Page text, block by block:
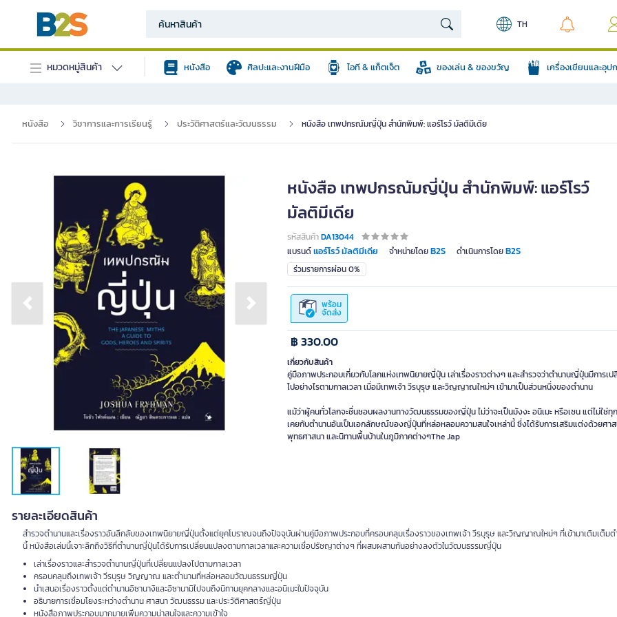
TH
หมวดหมู่สินค้า หนังสือ ศิลปะและงานฝีมือ ไอที & แก็ตเจ็ต ของเล่น & ของขวัญ เครื่องเขียนและอุ
หนังสือ วิชาการและการเรียนรู้ ประวัติศาสตร์และวัฒนธรรม หนังสือ เทพปกรณัมญี่ปุ่น สำนักพิมพ์: แอร์โรว์ มัลติมีเดีย
Previous slide Next slide
หนังสือ เทพปกรณัมญี่ปุ่น สำนักพิมพ์: แอร์โรว์
มัลติมีเดีย
รหัสสินค้าDA13044
แบรนด์แอร์โรว์ มัลติมีเดีย จำหน่ายโดยB2S ดำเนินการโดยB2S
ร่วมรายการผ่อน 0%
พร้อม
จัดส่ง
฿ 330.00
เกี่ยวกับสินค้า
คู่มือภาพประกอบเกี่ยวกับโลกแห่งเทพนิยายญี่ปุ่น เล่าเรื่องราวต่างๆ และสำรวจว่าตำนานญี่ปุ่นมีการเ
ไปอย่างไรตามกาลเวลา เมื่อมีเทพเจ้า วีรบุรุษ และวิญญาณใหม่ๆ เข้ามาเป็นส่วนหนึ่งของตำนาน
แม้ว่าผู้คนทั่วโลกจะชื่นชอบผลงานทางวัฒนธรรมของญี่ปุ่น ไม่ว่าจะเป็นมังงะ อนิเมะ หรือเซน แต่ไม่ใช่
เคยกับตำนานอันเป็นเอกลักษณ์ของญี่ปุ่นที่หล่อหลอมความสนใจเหล่านี้ ซึ่งได้รับการเสริมแต่งด้วยศาส
พุทธศาสนา และนิทานพื้นบ้านในภูมิภาคต่างๆThe Jap
รายละเอียดสินค้า
สำรวจตำนานและเรื่องราวอันลึกลับของเทพนิยายญี่ปุ่นตั้งแต่ยุคโบราณจนถึงปัจจุบันผ่านคู่มือภาพประกอบที่ครอบคลุมเรื่องราวของเทพเจ้า วีรบุรุษ และวิญญาณใหม่ๆ ที่เข้ามาเติมเต็มต
นี้ หนังสือเล่มนี้เจาะลึกถึงวิธีที่ตำนานญี่ปุ่นได้รับการเปลี่ยนแปลงตามกาลเวลาและความเชื่อปรัชญาต่างๆ ที่ผสมผสานกันอย่างลงตัวในวัฒนธรรมญี่ปุ่น
เล่าเรื่องราวและสำรวจตำนานญี่ปุ่นที่เปลี่ยนแปลงไปตามกาลเวลา
ครอบคลุมถึงเทพเจ้า วีรบุรุษ วิญญาณ และตำนานที่หล่อหลอมวัฒนธรรมญี่ปุ่น
นำเสนอเรื่องราวตั้งแต่ตำนานอิซานางิและอิซานามิไปจนถึงนิทานยุคกลางและอนิเมะในปัจจุบัน
อธิบายการเชื่อมโยงระหว่างตำนาน ศาสนา วัฒนธรรม และประวัติศาสตร์ญี่ปุ่น
หนังสือภาพประกอบมากมายเพิ่มความน่าสนใจและความเข้าใจ